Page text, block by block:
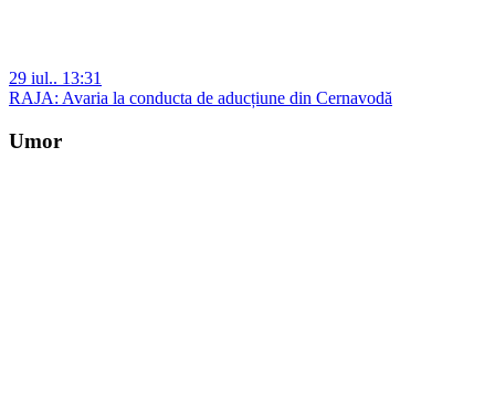
29 iul.. 13:31
RAJA: Avaria la conducta de aducțiune din Cernavodă
Umor